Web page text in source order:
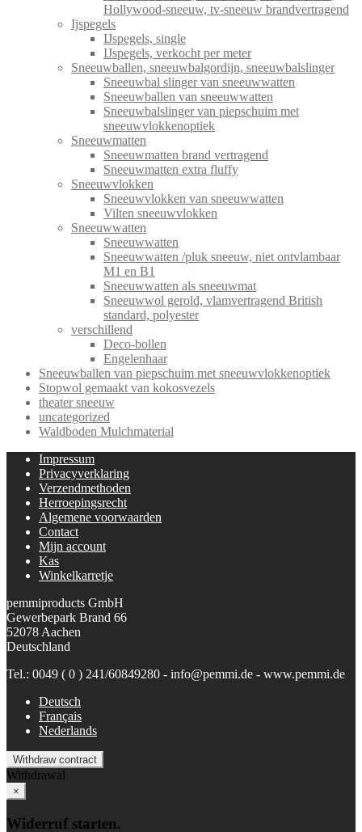
Hollywood-sneeuw, tv-sneeuw brandvertragend
Ijspegels
IJspegels, single
IJspegels, verkocht per meter
Sneeuwballen, sneeuwbalgordijn, sneeuwbalslinger
Sneeuwbal slinger van sneeuwwatten
Sneeuwballen van sneeuwwatten
Sneeuwbalslinger van piepschuim met
sneeuwvlokkenoptiek
Sneeuwmatten
Sneeuwmatten brand vertragend
Sneeuwmatten extra fluffy
Sneeuwvlokken
Sneeuwvlokken van sneeuwwatten
Vilten sneeuwvlokken
Sneeuwwatten
Sneeuwwatten
Sneeuwwatten /pluk sneeuw, niet ontvlambaar
M1 en B1
Sneeuwwatten als sneeuwmat
Sneeuwwol gerold, vlamvertragend British
standard, polyester
verschillend
Deco-bollen
Engelenhaar
Sneeuwballen van piepschuim met sneeuwvlokkenoptiek
Stopwol gemaakt van kokosvezels
theater sneeuw
uncategorized
Waldboden Mulchmaterial
Impressum
Privacyverklaring
Verzendmethoden
Herroepingsrecht
Algemene voorwaarden
Contact
Mijn account
Kas
Winkelkarretje
pemmiproducts GmbH
Gewerbepark Brand 66
52078 Aachen
Deutschland
Tel.: 0049 ( 0 ) 241/60849280 - info@pemmi.de - www.pemmi.de
Deutsch
Français
Nederlands
Withdraw contract
Withdrawal
×
Widerruf starten.